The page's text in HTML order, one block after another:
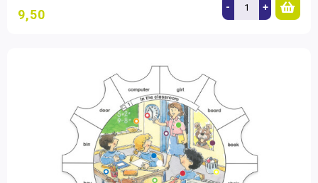
9,50 - +